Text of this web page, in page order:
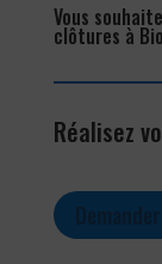
Vous
clôtures à
Réalisez